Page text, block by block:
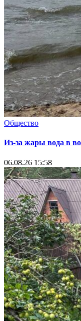
Общество
Из-за жары вода в
06.08.26 15:58